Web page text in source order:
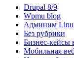
Drupal 8/9
Wpmu blog
Админим
Без рубрики
Бизнес-кейсы
Мобильная